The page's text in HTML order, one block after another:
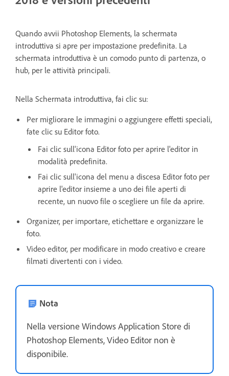
Quando avvii Photoshop Elements, la schermata
introduttiva si apre per impostazione predefinita. La
schermata introduttiva è un comodo punto di partenza, o
hub, per le attività principali.
Nella Schermata introduttiva, fai clic su:
Per migliorare le immagini o aggiungere effetti speciali,
fate clic su Editor foto.
Fai clic sull'icona Editor foto per aprire l'editor in
modalità predefinita.
Fai clic sull'icona del menu a discesa Editor foto per
aprire l'editor insieme a uno dei file aperti di
recente, un nuovo file o scegliere un file da aprire.
Organizer, per importare, etichettare e organizzare le
foto.
Video editor, per modificare in modo creativo e creare
filmati divertenti con i video.
Nota
Nella versione Windows Application Store di
Photoshop Elements, Video Editor non è
disponibile.